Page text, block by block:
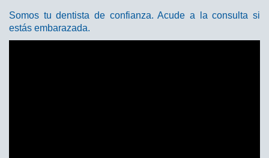
Somos tu dentista de confianza. Acude a la consulta si
estás embarazada.